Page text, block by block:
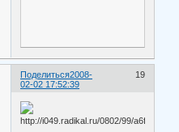
Поделиться 19
2008-
02-02 17:52:39